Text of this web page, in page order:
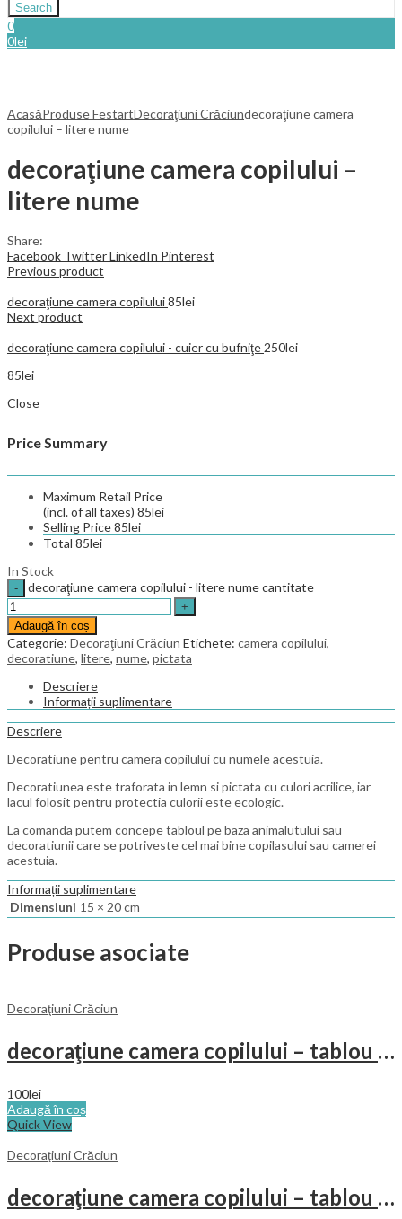
Search
0
0lei
AcasăProduse FestartDecoraţiuni Crăciundecoraţiune camera
copilului – litere nume
decoraţiune camera copilului –
litere nume
Share:
Facebook TwitterLinkedIn Pinterest
Previous product
decoraţiune camera copilului85lei
Next product
decoraţiune camera copilului - cuier cu bufniţe 250lei
85lei
Close
Price Summary
Maximum Retail Price
(incl. of all taxes) 85lei
Selling Price85lei
Total 85lei
In Stock
decoraţiune camera copilului - litere nume cantitate
Adaugă în coș
Categorie: Decoraţiuni Crăciun Etichete: camera copilului,
decoratiune, litere, nume, pictata
Descriere
Informații suplimentare
Descriere
Decoratiune pentru camera copilului cu numele acestuia.
Decoratiunea este traforata in lemn si pictata cu culori acrilice, iar
lacul folosit pentru protectia culorii este ecologic.
La comanda putem concepe tabloul pe baza animalutului sau
decoratiunii care se potriveste cel mai bine copilasului sau camerei
acestuia.
Informații suplimentare
Dimensiuni 15 × 20 cm
Produse asociate
Decoraţiuni Crăciun
decoraţiune camera copilului – tablou cu animaluţe in vacanţă
100lei
Adaugă în coș
Quick View
Decoraţiuni Crăciun
decoraţiune camera copilului – tablou pictat cu o girafă